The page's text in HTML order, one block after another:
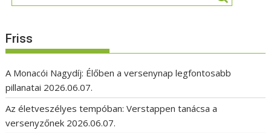
Friss
A Monacói Nagydíj: Élőben a versenynap legfontosabb
pillanatai 2026.06.07.
Az életveszélyes tempóban: Verstappen tanácsa a
versenyzőnek 2026.06.07.